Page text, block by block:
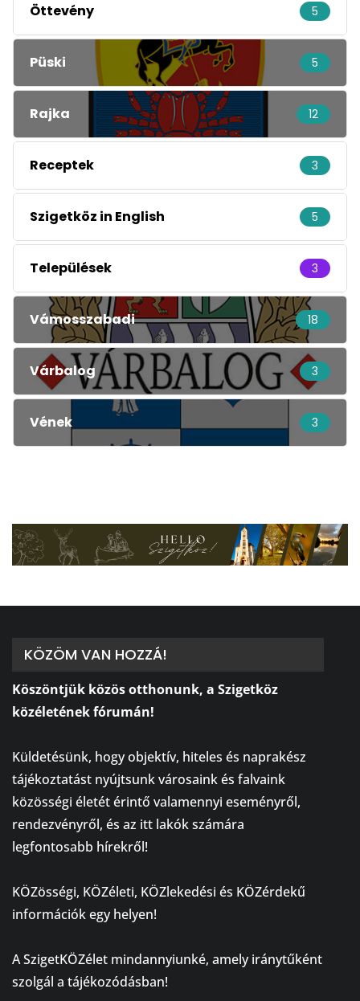
Öttevény 5
Püski 5
Rajka 12
Receptek 3
Szigetköz in English 5
Települések 3
Vámosszabadi 18
Várbalog 3
Vének 3
KÖZÖM VAN HOZZÁ!
Köszöntjük közös otthonunk, a Szigetköz
közéletének fórumán!
Küldetésünk, hogy objektív, hiteles és naprakész
tájékoztatást nyújtsunk városaink és falvaink
közösségi életét érintő valamennyi eseményről,
rendezvényről, és az itt lakók számára
legfontosabb hírekről!
KÖZösségi, KÖZéleti, KÖZlekedési és KÖZérdekű
információk egy helyen!
A SzigetKÖZélet mindannyiunké, amely iránytűként
szolgál a tájékozódásban!